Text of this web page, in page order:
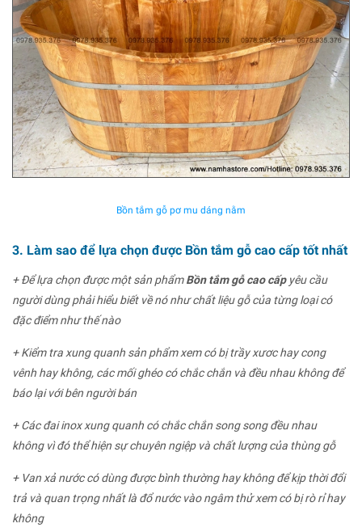
Bồn tắm gỗ pơ mu dáng nằm
3. Làm sao để lựa chọn được Bồn tắm gỗ cao cấp tốt nhất
+ Để lựa chọn được một sản phẩmBồn tắm gỗ cao cấpyêu cầu
người dùng phải hiểu biết về nó như chất liệu gỗ của từng loại có
đặc điểm như thế nào
+ Kiểm tra xung quanh sản phẩm xem có bị trầy xươc hay cong
vênh hay không, các mối ghéo có chắc chắn và đều nhau không để
báo lại với bên người bán
+ Các đai inox xung quanh có chắc chắn song song đều nhau
không vì đó thể hiện sự chuyên ngiệp và chất lượng của thùng gỗ
+ Van xả nước có dùng được bình thường hay không để kịp thời đổi
trả và quan trọng nhất là đổ nước vào ngâm thử xem có bị rò rỉ hay
không